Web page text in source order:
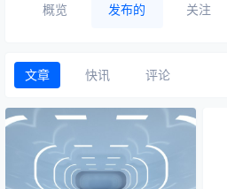
概览 发布的 关注
文章 快讯 评论